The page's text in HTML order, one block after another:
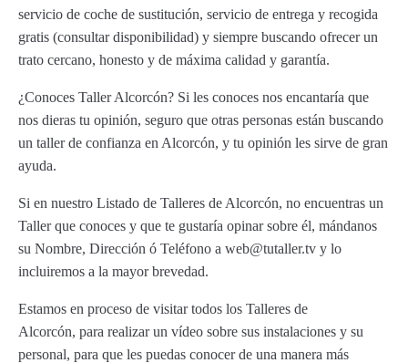
servicio de coche de sustitución, servicio de entrega y recogida
gratis (consultar disponibilidad) y siempre buscando ofrecer un
trato cercano, honesto y de máxima calidad y garantía.
¿Conoces Taller Alcorcón? Si les conoces nos encantaría que
nos dieras tu opinión, seguro que otras personas están buscando
un taller de confianza en Alcorcón, y tu opinión les sirve de gran
ayuda.
Si en nuestro Listado de Talleres de Alcorcón, no encuentras un
Taller que conoces y que te gustaría opinar sobre él, mándanos
su Nombre, Dirección ó Teléfono a web@tutaller.tv y lo
incluiremos a la mayor brevedad.
Estamos en proceso de visitar todos los Talleres de
Alcorcón, para realizar un vídeo sobre sus instalaciones y su
personal, para que les puedas conocer de una manera más